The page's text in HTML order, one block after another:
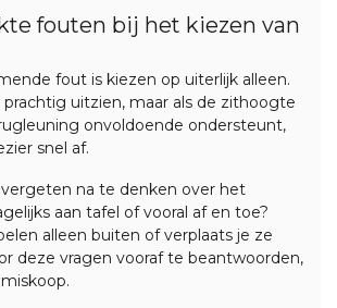
fouten bij het kiezen van
fout is kiezen op uiterlijk alleen.
prachtig uitzien, maar als de zithoogte
onvoldoende ondersteunt,
snel af.
na te denken over het
aan tafel of vooral af en toe?
alleen buiten of verplaats je ze
deze vragen vooraf te beantwoorden,